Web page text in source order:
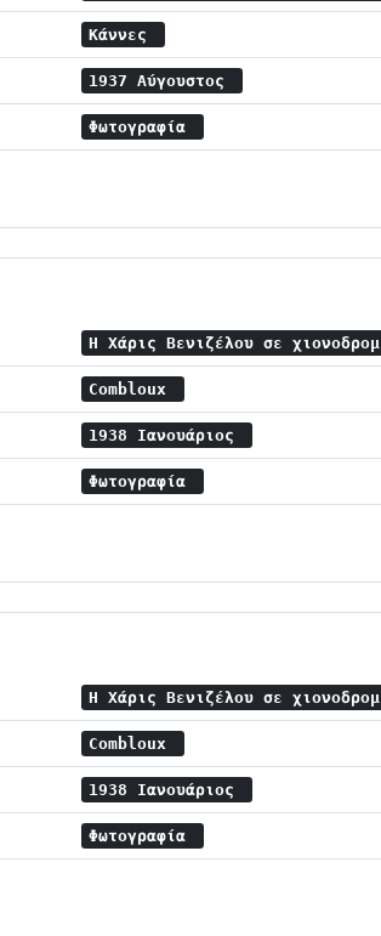
Κάννες
1937 Αύγουστος
Φωτογραφία
Η Χάρις Βενιζέλου σε
Combloux
1938 Ιανουάριος
Φωτογραφία
Η Χάρις Βενιζέλου σε
Combloux
1938 Ιανουάριος
Φωτογραφία